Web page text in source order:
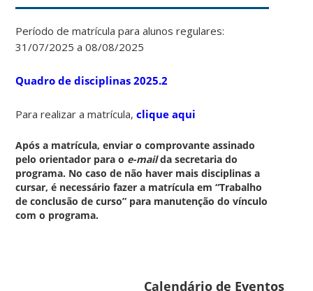
Período de matrícula para alunos regulares:
31/07/2025 a 08/08/2025
Quadro de disciplinas 2025.2
Para realizar a matrícula,clique aqui
Após a matrícula, enviar o comprovante assinado
pelo orientador para o e-mailda secretaria do
programa. No caso de não haver mais disciplinas a
cursar, é necessário fazer a matrícula em “Trabalho
de conclusão de curso” para manutenção do vínculo
com o programa.
Calendário de Eventos